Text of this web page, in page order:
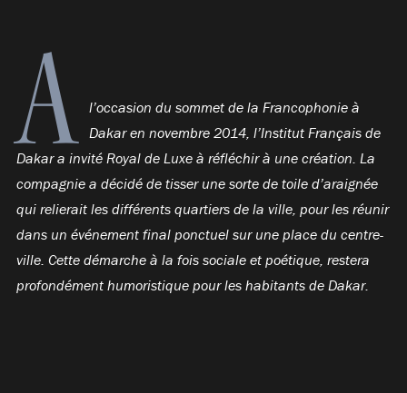
A
l’occasion du sommet de la Francophonie à
Dakar en novembre 2014, l’Institut Français de
Dakar a invité Royal de Luxe à réfléchir à une création. La
compagnie a décidé de tisser une sorte de toile d’araignée
qui relierait les différents quartiers de la ville, pour les réunir
dans un événement final ponctuel sur une place du centre-
ville. Cette démarche à la fois sociale et poétique, restera
profondément humoristique pour les habitants de Dakar.